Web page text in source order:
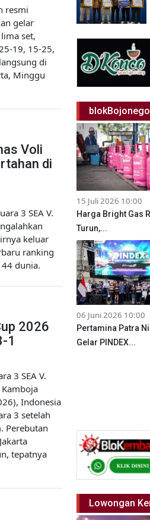
resmi
gelar
set,
19, 15-25,
di
Minggu
Voli
di
3 SEA V.
keluar
ranking
dunia.
2026
1
3 SEA V.
Indonesia
3 setelah
Perebutan
tepatnya
15 Juli 2026 10:00
Harga Bright Gas
Turun,...
06 Juni 2026 10:00
Pertamina Patra
Gelar PINDEX...
Lowongan